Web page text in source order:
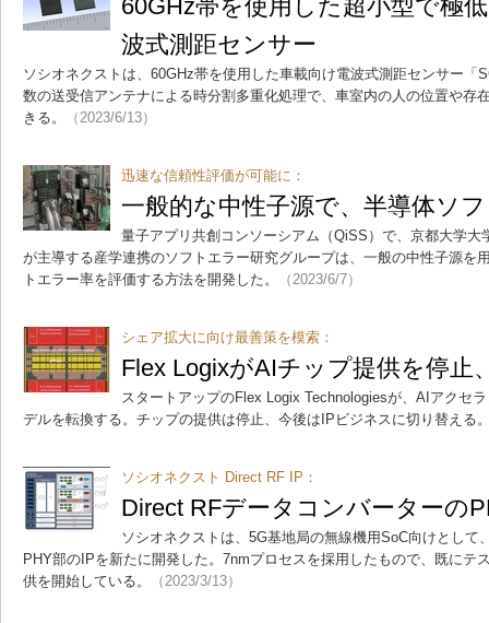
60GHz帯を使用した超小型で極
波式測距センサー
ソシオネクストは、60GHz帯を使用した車載向け電波式測距センサー「
数の送受信アンテナによる時分割多重化処理で、車室内の人の位置や存
きる。
（2023/6/13）
迅速な信頼性評価が可能に：
一般的な中性子源で、半導体ソ
量子アプリ共創コンソーシアム（QiSS）で、京都大学大
が主導する産学連携のソフトエラー研究グループは、一般の中性子源を
トエラー率を評価する方法を開発した。
（2023/6/7）
シェア拡大に向け最善策を模索：
Flex LogixがAIチップ提供を停止
スタートアップのFlex Logix Technologiesが、AIアクセ
デルを転換する。チップの提供は停止、今後はIPビジネスに切り替える
ソシオネクスト Direct RF IP：
Direct RFデータコンバーターの
ソシオネクストは、5G基地局の無線機用SoC向けとして
PHY部のIPを新たに開発した。7nmプロセスを採用したもので、既にテ
供を開始している。
（2023/3/13）